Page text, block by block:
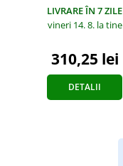
LIVRARE ÎN 7 ZILE
vineri 14. 8. la tine
310,25 lei
DETALII